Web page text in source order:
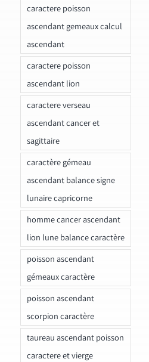
caractere poisson
ascendant gemeaux calcul
ascendant
caractere poisson
ascendant lion
caractere verseau
ascendant cancer et
sagittaire
caractère gémeau
ascendant balance signe
lunaire capricorne
homme cancer ascendant
lion lune balance caractère
poisson ascendant
gémeaux caractère
poisson ascendant
scorpion caractère
taureau ascendant poisson
caractere et vierge